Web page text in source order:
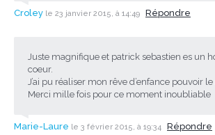
Croley le 23 janvier 2015, à 14:49 Répondre
Juste magnifique et patrick sebastien es un
coeur.
J’ai pu réaliser mon rêve d’enfance pouvoir
Merci mille fois pour ce moment inoubliable
Marie-Laure le 3 février 2015, à 19:34 Répondre